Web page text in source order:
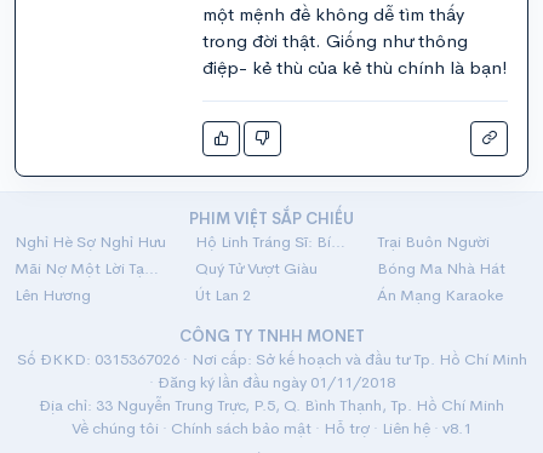
một mệnh đề không dễ tìm thấy
trong đời thật. Giống như thông
điệp- kẻ thù của kẻ thù chính là bạn!
PHIM VIỆT SẮP CHIẾU
Nghỉ Hè Sợ Nghỉ Hưu
Hộ Linh Tráng Sĩ: Bí Ẩn Mộ Vua Đinh
Trại Buôn Người
Mãi Nợ Một Lời Tạm Biệt
Quý Tử Vượt Giàu
Bóng Ma Nhà Hát
Lên Hương
Út Lan 2
Án Mạng Karaoke
CÔNG TY TNHH MONET
Số ĐKKD: 0315367026 · Nơi cấp: Sở kế hoạch và đầu tư Tp. Hồ Chí Minh
· Đăng ký lần đầu ngày 01/11/2018
Địa chỉ: 33 Nguyễn Trung Trực, P.5, Q. Bình Thạnh, Tp. Hồ Chí Minh
Về chúng tôi · Chính sách bảo mật · Hỗ trợ · Liên hệ · v8.1